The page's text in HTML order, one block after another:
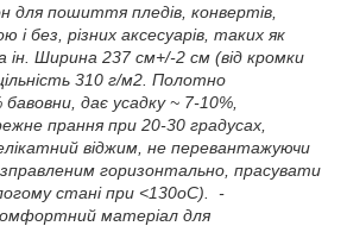
для пошиття пледів, конвертів,
і без, різних аксесуарів, таких як
ін. Ширина 237 см+/-2 см (від кромки
310 г/м2. Полотно
бавовни, дає усадку ~ 7-10%,
прання при 20-30 градусах,
віджим, не перевантажуючи
горизонтально, прасувати
стані при <130оС). -
матеріал для